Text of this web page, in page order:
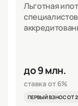
Льготная
до 9 млн.
ставка от 6%
ПЕРВЫЙ ВЗНОС ОТ